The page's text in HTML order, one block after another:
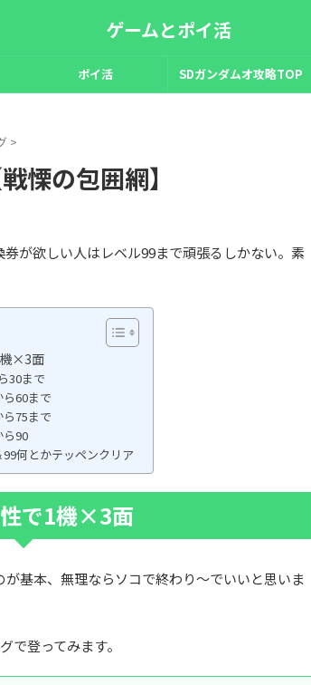
ゲームとポイ活
ポイ活 SDガンダムオ攻略TOP
>
慄の包囲網】
が欲しい人はレベル99まで頑張るしかない。素
×3面
30まで
ら60まで
ら75まで
ら90
99何とかテッペンクリア
で1機×3面
基本、無理ならソコで終わり～でいいと思いま
で登ってみます。